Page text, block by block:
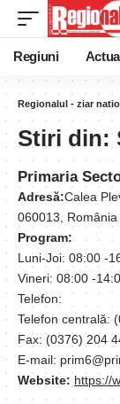
Regiuni
Regionalul - ziar
Stiri din:
Primaria
Adresă:Calea
060013, România
Program:
Luni-Joi: 08:00 -
Vineri: 08:00 -
Telefon:
Telefon centrală:
Fax: (0376) 204
E-mail:
Website: https://